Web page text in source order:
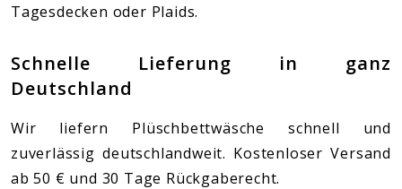
Tagesdecken oder Plaids.
Schnelle Lieferung in ganz
Deutschland
Wir liefern Plüschbettwäsche schnell und
zuverlässig deutschlandweit. Kostenloser Versand
ab 50 € und 30 Tage Rückgaberecht.